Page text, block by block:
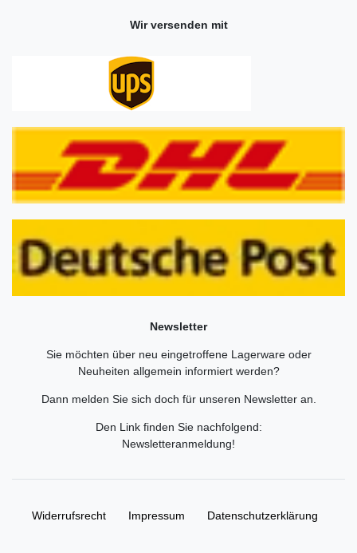
Wir versenden mit
Newsletter
Sie möchten über neu eingetroffene Lagerware oder
Neuheiten allgemein informiert werden?
Dann melden Sie sich doch für unseren Newsletter an.
Den Link finden Sie nachfolgend:
Newsletteranmeldung!
Widerrufs­recht Impressum Daten­schutz­erklärung